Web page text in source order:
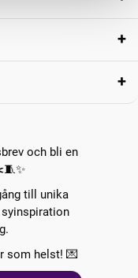
och bli en
till unika
som helst! 💌